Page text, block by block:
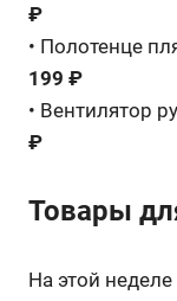
₽
• Полотенце
199 ₽
• Вентилятор
₽
Товары
На этой неделе